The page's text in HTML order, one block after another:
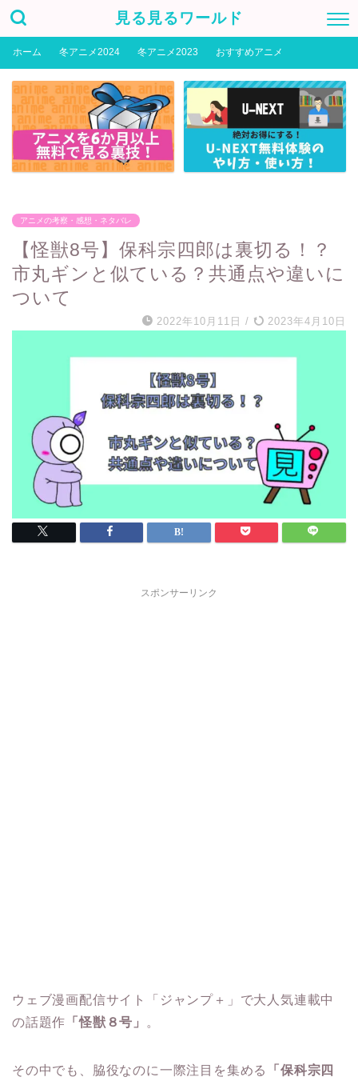
見る見るワールド
ホーム 冬アニメ2024 冬アニメ2023 おすすめアニメ
アニメの考察・感想・ネタバレ
【怪獣8号】保科宗四郎は裏切る！？
市丸ギンと似ている？共通点や違いに
ついて
2022年10月11日 / 2023年4月10日
スポンサーリンク
ウェブ漫画配信サイト「ジャンプ＋」で大人気連載中
の話題作 「怪獣８号」 。
その中でも、脇役なのに一際注目を集める
「保科宗四